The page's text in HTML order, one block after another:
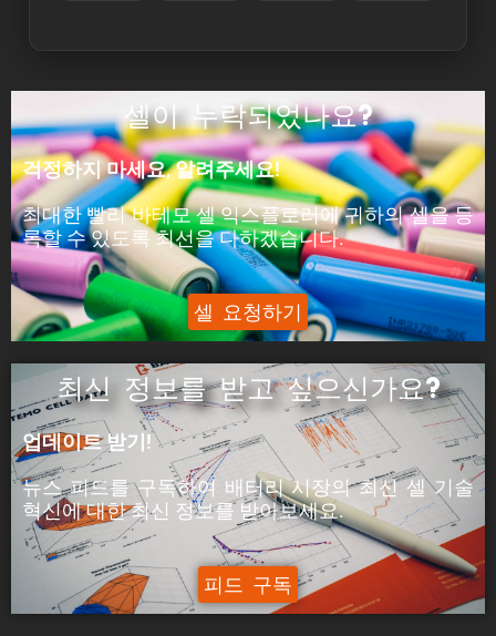
정전류로 하한 전압에 도달할 때까지 셀을 방전하
ýä▒ÙèÑ:
피크 전력은 셀이 5분 동안 공급할 수 있는 전력입
니다.
ýáäÙÑÿ:
피크 전류는 셀이 5분 동안 공급할 수 있는 전류입
니다.
셀이 누락되었나요?
걱정하지 마세요, 알려주세요!
최대한 빨리 바테모 셀 익스플로러에 귀하의 셀을 등
록할 수 있도록 최선을 다하겠습니다.
셀 요청하기
최신 정보를 받고 싶으신가요?
업데이트 받기!
뉴스 피드를 구독하여 배터리 시장의최신 셀 기술
혁신에대한최신 정보를 받아보세요.
피드 구독